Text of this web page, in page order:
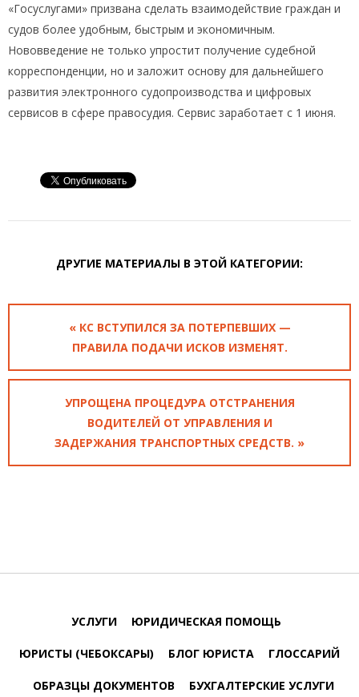
«Госуслугами» призвана сделать взаимодействие граждан и
судов более удобным, быстрым и экономичным.
Нововведение не только упростит получение судебной
корреспонденции, но и заложит основу для дальнейшего
развития электронного судопроизводства и цифровых
сервисов в сфере правосудия. Сервис заработает с 1 июня.
ДРУГИЕ МАТЕРИАЛЫ В ЭТОЙ КАТЕГОРИИ:
« КС ВСТУПИЛСЯ ЗА ПОТЕРПЕВШИХ —
ПРАВИЛА ПОДАЧИ ИСКОВ ИЗМЕНЯТ.
УПРОЩЕНА ПРОЦЕДУРА ОТСТРАНЕНИЯ
ВОДИТЕЛЕЙ ОТ УПРАВЛЕНИЯ И
ЗАДЕРЖАНИЯ ТРАНСПОРТНЫХ СРЕДСТВ. »
УСЛУГИ ЮРИДИЧЕСКАЯ ПОМОЩЬ
ЮРИСТЫ (ЧЕБОКСАРЫ) БЛОГ ЮРИСТА ГЛОССАРИЙ
ОБРАЗЦЫ ДОКУМЕНТОВ БУХГАЛТЕРСКИЕ УСЛУГИ